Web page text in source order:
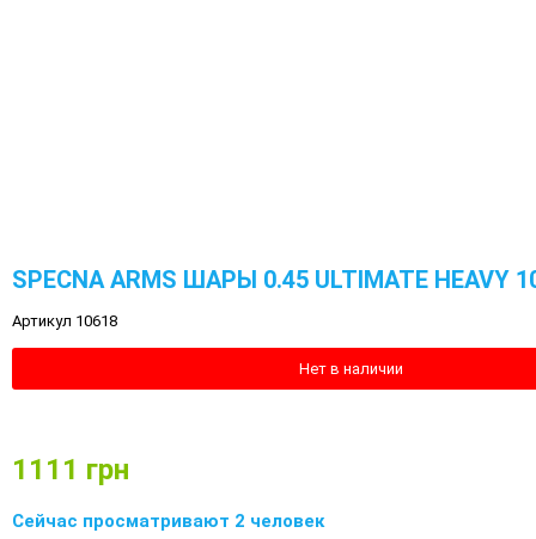
SPECNA ARMS ШАРЫ 0.45 ULTIMATE HEAVY
Артикул 10618
Нет в наличии
1111 грн
Сейчас просматривают 2 человек